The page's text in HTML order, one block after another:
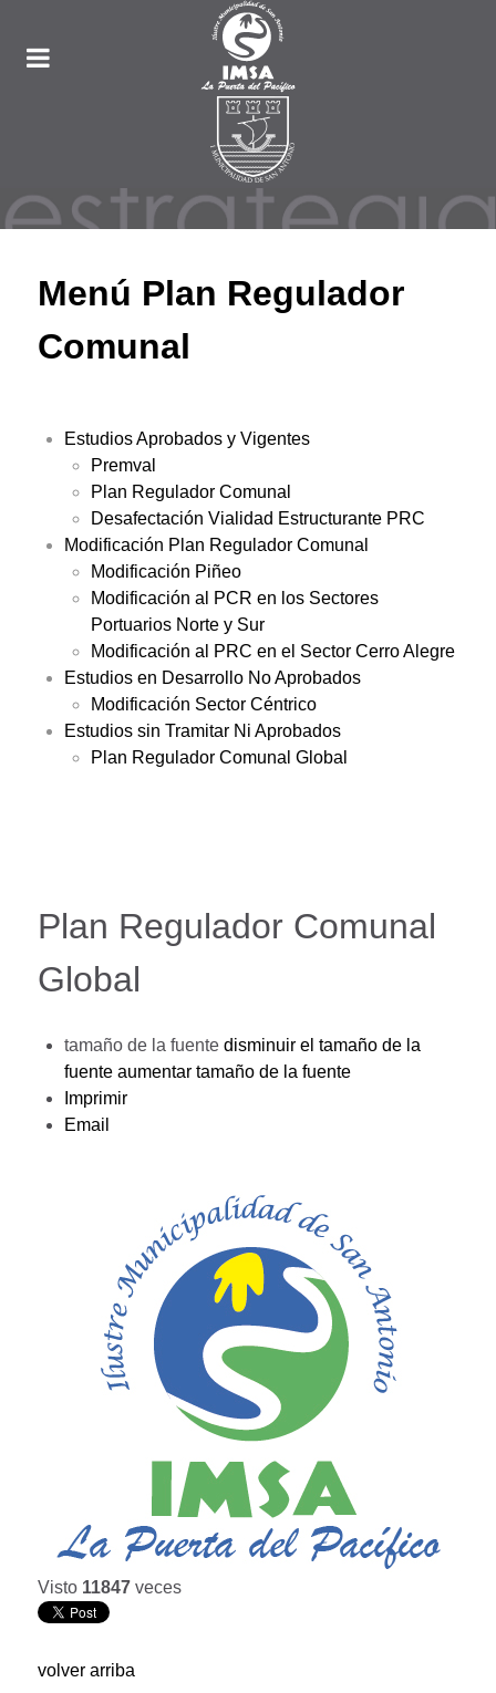
Menú Plan Regulador
Comunal
Estudios Aprobados y Vigentes
Premval
Plan Regulador Comunal
Desafectación Vialidad Estructurante PRC
Modificación Plan Regulador Comunal
Modificación Piñeo
Modificación al PCR en los Sectores
Portuarios Norte y Sur
Modificación al PRC en el Sector Cerro Alegre
Estudios en Desarrollo No Aprobados
Modificación Sector Céntrico
Estudios sin Tramitar Ni Aprobados
Plan Regulador Comunal Global
Plan Regulador Comunal
Global
tamaño de la fuente disminuir el tamaño de la
fuente aumentar tamaño de la fuente
Imprimir
Email
Visto 11847 veces
volver arriba